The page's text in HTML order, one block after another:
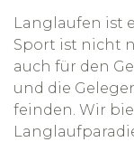
Langlaufen ist
Sport ist nicht
auch für den
und die
feinden. Wir